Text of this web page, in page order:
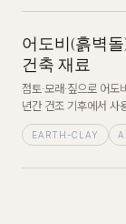
어도비(흙벽
건축 재료
점토·모래·짚으로 어
년간 건조 기후에서 사
EARTH-CLAY